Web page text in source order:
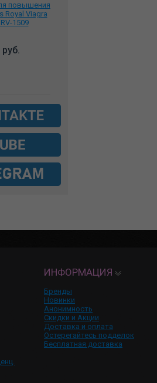
повышения
Royal Viagra
1509
руб.
ИНФОРМАЦИЯ
Бренды
Новинки
Анонимность
Скидки и Акции
Доставка и оплата
Остерегайтесь подделок
Бесплатная доставка